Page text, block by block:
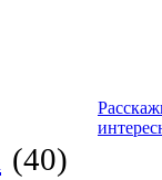
(40)